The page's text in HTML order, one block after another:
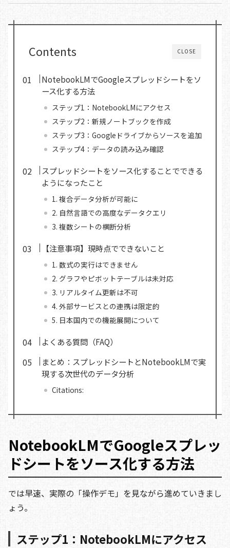
CLOSE
Contents
NotebookLMでGoogleスプレッドシートをソ
ース化する方法
ステップ1：NotebookLMにアクセス
ステップ2：新規ノートブックを作成
ステップ3：Googleドライブからソースを追加
ステップ4：データの読み込み確認
スプレッドシートをソース化することでできる
ようになったこと
1. 複合データ分析が可能に
2. 自然言語での高度なデータクエリ
3. 複数シートの横断分析
【注意事項】現時点でできないこと
1. 数式の実行はできません
2. グラフやピボットテーブルは未対応
3. リアルタイム更新は不可
4. 外部サービスとの連携は限定的
5. 日本国内での機能展開について
よくある質問（FAQ）
まとめ：スプレッドシートとNotebookLMで実
現する次世代のデータ分析
Citations:
NotebookLMでGoogleスプレッ
ドシートをソース化する方法
では早速、実際の「操作デモ」を見ながら進めていきまし
ょう。
ステップ1：NotebookLMにアクセス